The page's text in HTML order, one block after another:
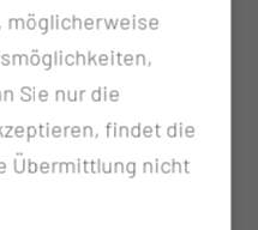
und vereinfacht
Dies ist ein großer
Er schafft die
unsere
Studienstarts und
Interimsphase, in
möglicherweise
Sie nur die
findet die
Übermittlung nicht